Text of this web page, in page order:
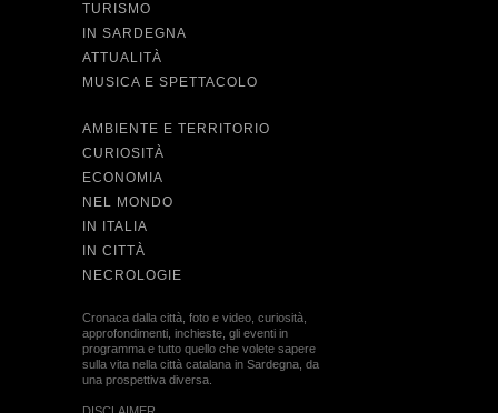
TURISMO
IN SARDEGNA
ATTUALITÀ
MUSICA E SPETTACOLO
AMBIENTE E TERRITORIO
CURIOSITÀ
ECONOMIA
NEL MONDO
IN ITALIA
IN CITTÀ
NECROLOGIE
Cronaca dalla città, foto e video, curiosità,
approfondimenti, inchieste, gli eventi in
programma e tutto quello che volete sapere
sulla vita nella città catalana in Sardegna, da
una prospettiva diversa.